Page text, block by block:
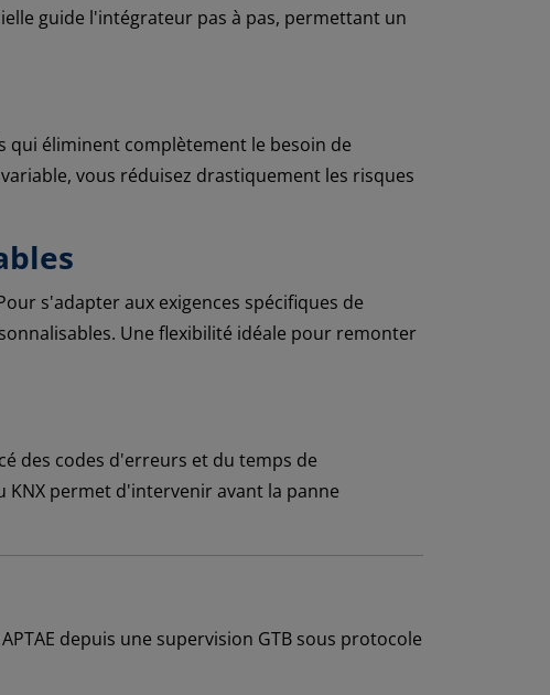
guide l'intégrateur pas à pas, permettant un
qui éliminent complètement le besoin de
vous réduisez drastiquement les risques
s'adapter aux exigences spécifiques de
Une flexibilité idéale pour remonter
des codes d'erreurs et du temps de
permet d'intervenir avant la panne
depuis une supervision GTB sous protocole